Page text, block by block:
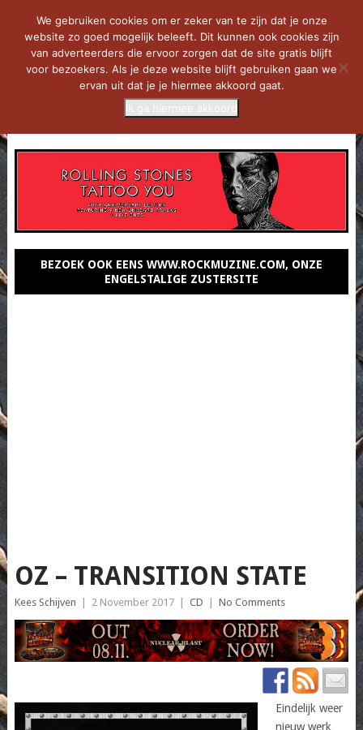
BEZOEK OOK EENS WWW.ROCKMUZINE.COM, ONZE
ENGELSTALIGE ZUSTERSITE
OZ – TRANSITION STATE
Kees Schijven 2 November 2017 CD No Comments
Eindelijk weer
nieuw werk
We gebruiken cookies om er zeker van te zijn dat je onze
website zo goed mogelijk beleeft. Dit kunnen ook cookies zijn
van adverteerders die ervoor zorgen dat de site gratis blijft
voor bezoekers. Als je deze website blijft gebruiken gaan we
ervan uit dat je je hiermee akkoord gaat.
Ik ga hiermee akkoord